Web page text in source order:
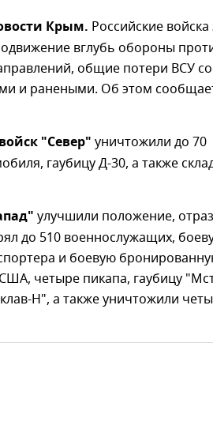
Крым. Российские войска
вглубь обороны
общие потери ВСУ
и ранеными. Об этом
"Север" уничтожили до 70
гаубицу Д-30, а также
улучшили положение,
до 510 военнослужащих,
и боевую
четыре пикапа, гаубицу
Н", а также уничтожили